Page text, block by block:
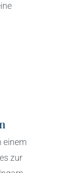
einem
zur